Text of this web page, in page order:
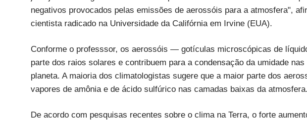
negativos provocados pelas emissões de aerossóis para a atmosfera",
cientista radicado na Universidade da Califórnia em Irvine (EUA).
Conforme o professsor, os aerossóis — gotículas microscópicas de
parte dos raios solares e contribuem para a condensação da umidade
planeta. A maioria dos climatologistas sugere que a maior parte dos
vapores de amônia e de ácido sulfúrico nas camadas baixas da atmosfera.
De acordo com pesquisas recentes sobre o clima na Terra, o forte